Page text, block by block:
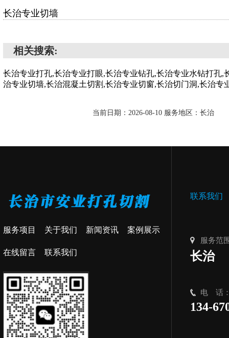
长治专业切墙
相关搜索:
长治专业打孔,长治专业打眼,长治专业钻孔,长治专业水钻打孔,
治专业切墙,长治混凝土切割,长治专业切窗,长治切门洞,长治专
当前日期：2026-08-10 服务地区：长治
服务项目 关于我们 新闻资讯 案例展示
在线留言 联系我们
联系我们
服务范
长治
电 话
134-